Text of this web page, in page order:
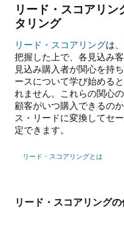
リード・スコアリ
タリング
リード・スコアリングは
把握した上で、各見込み
見込み購入者が関心を持
ースについて学び始める
れません。これらの関心
顧客がいつ購入できるの
ス・リードに変換してセ
定できます。
リード・スコアリングとは
リード・スコアリング